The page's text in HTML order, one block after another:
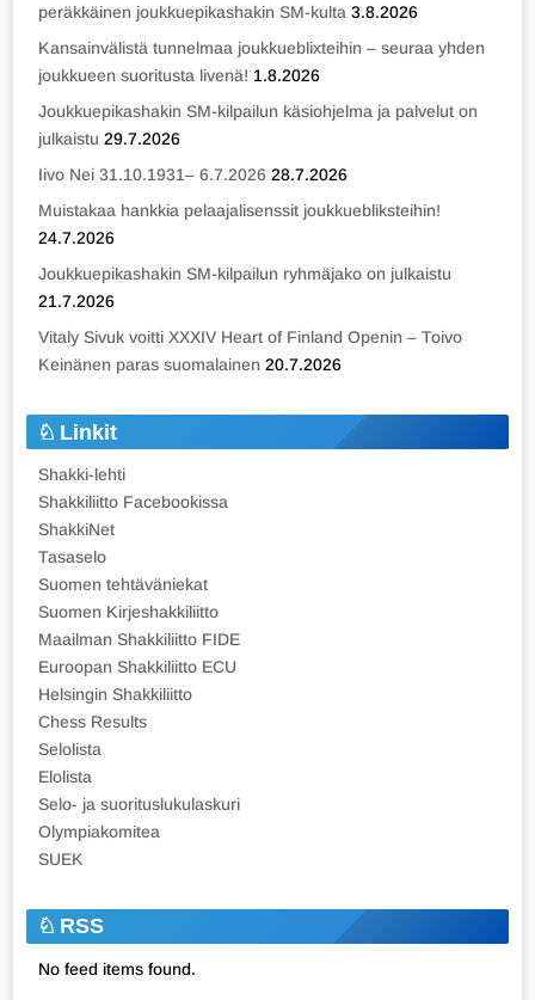
peräkkäinen joukkuepikashakin SM-kulta 3.8.2026
Kansainvälistä tunnelmaa joukkueblixteihin – seuraa yhden
joukkueen suoritusta livenä! 1.8.2026
Joukkuepikashakin SM-kilpailun käsiohjelma ja palvelut on
julkaistu 29.7.2026
Iivo Nei 31.10.1931– 6.7.2026 28.7.2026
Muistakaa hankkia pelaajalisenssit joukkuebliksteihin!
24.7.2026
Joukkuepikashakin SM-kilpailun ryhmäjako on julkaistu
21.7.2026
Vitaly Sivuk voitti XXXIV Heart of Finland Openin – Toivo
Keinänen paras suomalainen 20.7.2026
Linkit
Shakki-lehti
Shakkiliitto Facebookissa
ShakkiNet
Tasaselo
Suomen tehtäväniekat
Suomen Kirjeshakkiliitto
Maailman Shakkiliitto FIDE
Euroopan Shakkiliitto ECU
Helsingin Shakkiliitto
Chess Results
Selolista
Elolista
Selo- ja suorituslukulaskuri
Olympiakomitea
SUEK
RSS
No feed items found.